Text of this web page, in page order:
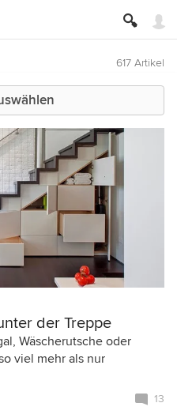
617 Artikel
der Treppe
Wäscherutsche oder
viel mehr als nur
13